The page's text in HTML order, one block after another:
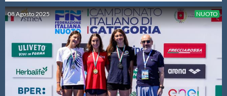
NUOTO
08Agosto2025